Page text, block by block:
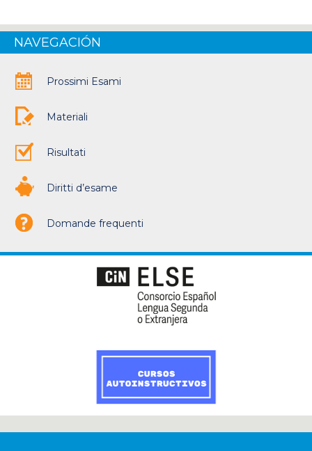
NAVEGACIÓN
Prossimi Esami
Materiali
Risultati
Diritti d’esame
Domande frequenti